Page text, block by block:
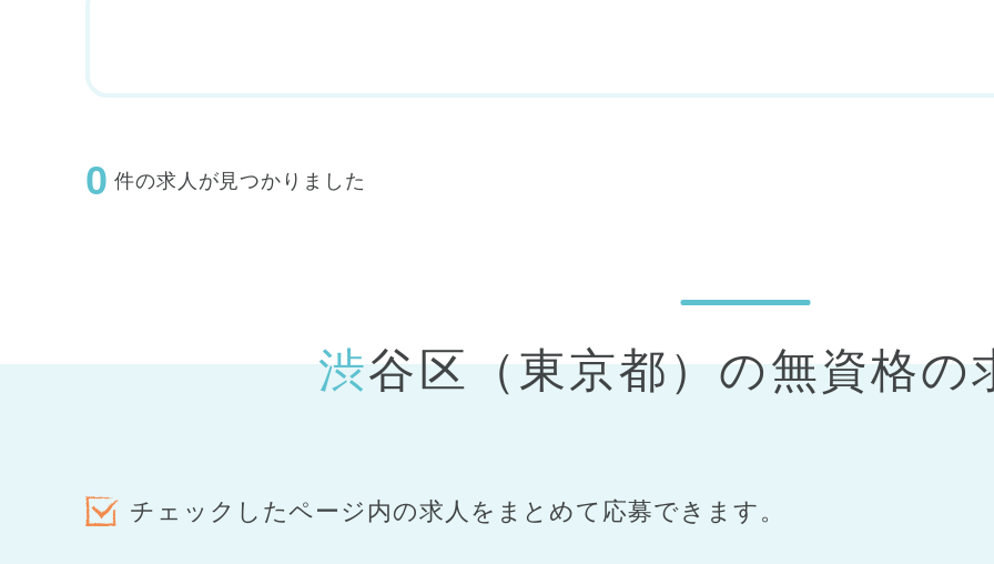
0 件の求人が見つかりました
渋谷区（東京都）の無資格
チェックしたページ内の求人をまとめて応募できます。